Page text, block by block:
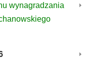
wynagradzania